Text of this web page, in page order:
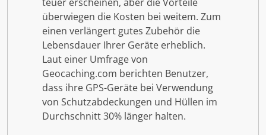
überwiegen die Kosten bei weitem. Zum
einen verlängert gutes Zubehör die
Lebensdauer Ihrer Geräte erheblich.
Laut einer Umfrage von
Geocaching.com berichten Benutzer,
dass ihre GPS-Geräte bei Verwendung
von Schutzabdeckungen und Hüllen im
Durchschnitt 30% länger halten.